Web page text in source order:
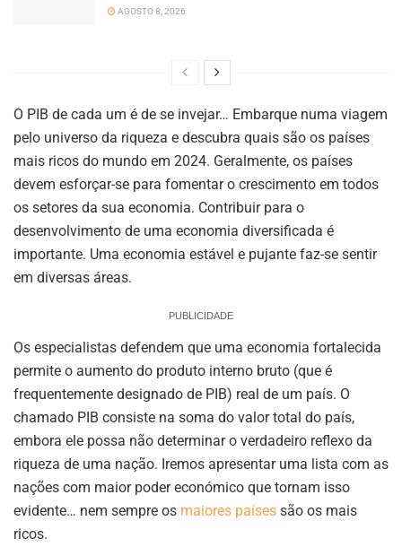
AGOSTO 8, 2026
O PIB de cada um é de se invejar… Embarque numa viagem
pelo universo da riqueza e descubra quais são os países
mais ricos do mundo em 2024. Geralmente, os países
devem esforçar-se para fomentar o crescimento em todos
os setores da sua economia. Contribuir para o
desenvolvimento de uma economia diversificada é
importante. Uma economia estável e pujante faz-se sentir
em diversas áreas.
PUBLICIDADE
Os especialistas defendem que uma economia fortalecida
permite o aumento do produto interno bruto (que é
frequentemente designado de PIB) real de um país. O
chamado PIB consiste na soma do valor total do país,
embora ele possa não determinar o verdadeiro reflexo da
riqueza de uma nação. Iremos apresentar uma lista com as
nações com maior poder económico que tornam isso
evidente… nem sempre os maiores países são os mais
ricos.